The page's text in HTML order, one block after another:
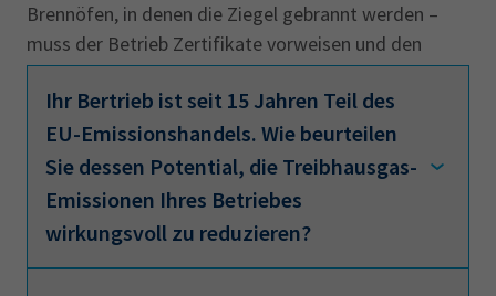
Brennöfen, in denen die Ziegel gebrannt werden –
muss der Betrieb Zertifikate vorweisen und den
regelmäßigen Berichtspflichten im EHS
nachkommen.
Ihr Bertrieb ist seit 15 Jahren Teil des
EU-Emissionshandels. Wie beurteilen
Sie dessen Potential, die ‎Treibhausgas-
Emissionen Ihres Betriebes
wirkungsvoll zu reduzieren?‎